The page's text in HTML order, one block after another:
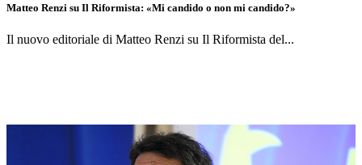
Matteo Renzi su Il Riformista: «Mi candido o non mi candido?»
Il nuovo editoriale di Matteo Renzi su Il Riformista del...